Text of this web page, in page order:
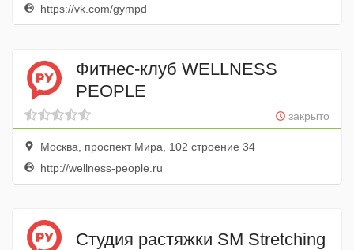
https://vk.com/gympd
Фитнес-клуб WELLNESS
PEOPLE
закрыто
Москва, проспект Мира, 102 строение 34
http://wellness-people.ru
Студия растяжки SM Stretching